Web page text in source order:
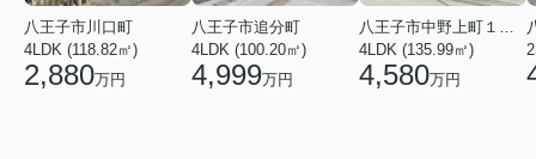
八王子市川口町
4LDK (118.82㎡)
2,880万円
八王子市追分町
4LDK (100.20㎡)
4,999万円
八王子市中野上町１丁目
4LDK (135.99㎡)
4,580万円